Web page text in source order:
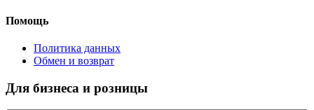
Помощь
Политика данных
Обмен и возврат
Для бизнеса и розницы